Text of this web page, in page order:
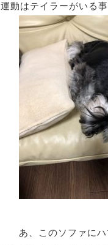
運動はテイラーがいる
あ、このソファに